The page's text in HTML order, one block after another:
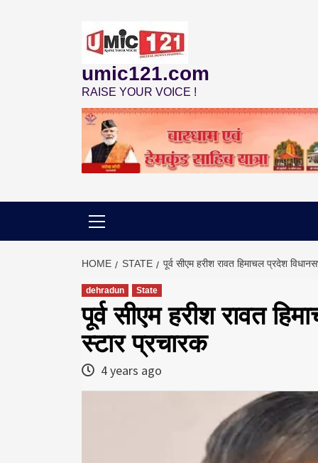
umic121.com
RAISE YOUR VOICE !
HOME STATE पूर्व सीएम हरीश रावत हिमाचल प्रदेश
dehradun State
पूर्व सीएम हरीश रावत
स्टार प्रचारक
4 years ago